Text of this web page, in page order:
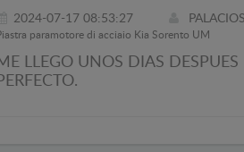
2024-07-17 08:53:27 PALACIOS
paramotore di acciaio Kia Sorento UM
LLEGO UNOS DIAS